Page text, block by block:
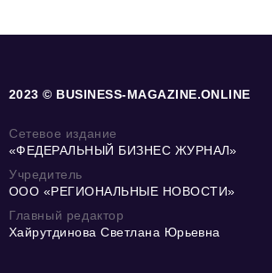
2023 © BUSINESS-MAGAZINE.ONLINE
Сетевое издание
«ФЕДЕРАЛЬНЫЙ БИЗНЕС ЖУРНАЛ»
Учредитель
ООО «РЕГИОНАЛЬНЫЕ НОВОСТИ»
Главный редактор
Хайрутдинова Светлана Юрьевна